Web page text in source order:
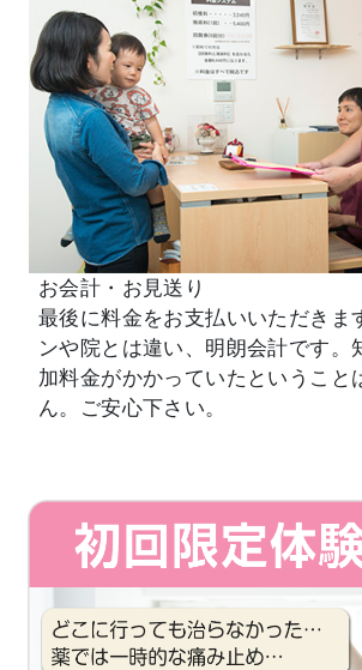
お会計・お見送り
最後に料金をお支払いいただきま
ンや院とは違い、明朗会計です。
加料金がかかっていたということ
ん。ご安心下さい。